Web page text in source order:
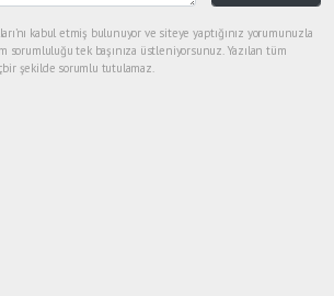
kabul etmiş bulunuyor ve siteye yaptığınız yorumunuzla
sorumluluğu tek başınıza üstleniyorsunuz. Yazılan tüm
şekilde sorumlu tutulamaz.